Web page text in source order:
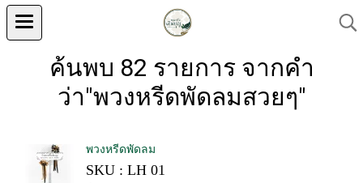
ค้นพบ 82 รายการ จากคำ
ว่า"พวงหรีดพัดลมสวยๆ"
พวงหรีดพัดลม
SKU : LH 01